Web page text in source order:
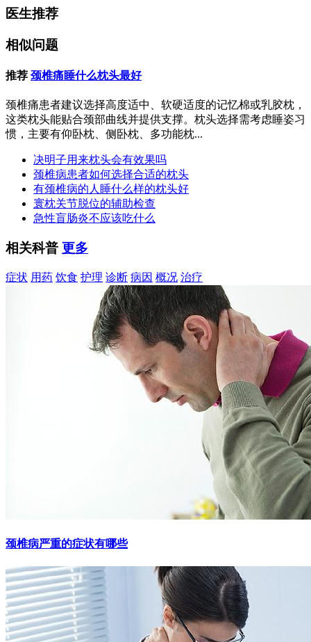
医生推荐
相似问题
推荐 颈椎痛睡什么枕头最好
颈椎痛患者建议选择高度适中、软硬适度的记忆棉或乳胶枕，
这类枕头能贴合颈部曲线并提供支撑。枕头选择需考虑睡姿习
惯，主要有仰卧枕、侧卧枕、多功能枕...
决明子用来枕头会有效果吗
颈椎病患者如何选择合适的枕头
有颈椎病的人睡什么样的枕头好
寰枕关节脱位的辅助检查
急性盲肠炎不应该吃什么
相关科普 更多
症状 用药 饮食 护理 诊断 病因 概况 治疗
颈椎病严重的症状有哪些